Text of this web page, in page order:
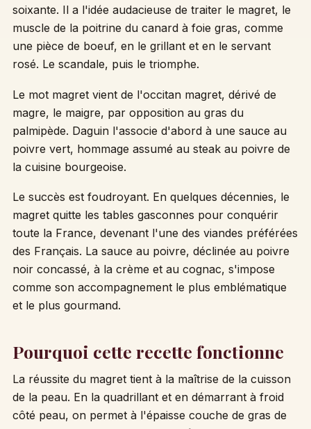
soixante. Il a l'idée audacieuse de traiter le magret, le
muscle de la poitrine du canard à foie gras, comme
une pièce de boeuf, en le grillant et en le servant
rosé. Le scandale, puis le triomphe.
Le mot magret vient de l'occitan magret, dérivé de
magre, le maigre, par opposition au gras du
palmipède. Daguin l'associe d'abord à une sauce au
poivre vert, hommage assumé au steak au poivre de
la cuisine bourgeoise.
Le succès est foudroyant. En quelques décennies, le
magret quitte les tables gasconnes pour conquérir
toute la France, devenant l'une des viandes préférées
des Français. La sauce au poivre, déclinée au poivre
noir concassé, à la crème et au cognac, s'impose
comme son accompagnement le plus emblématique
et le plus gourmand.
Pourquoi cette recette fonctionne
La réussite du magret tient à la maîtrise de la cuisson
de la peau. En la quadrillant et en démarrant à froid
côté peau, on permet à l'épaisse couche de gras de